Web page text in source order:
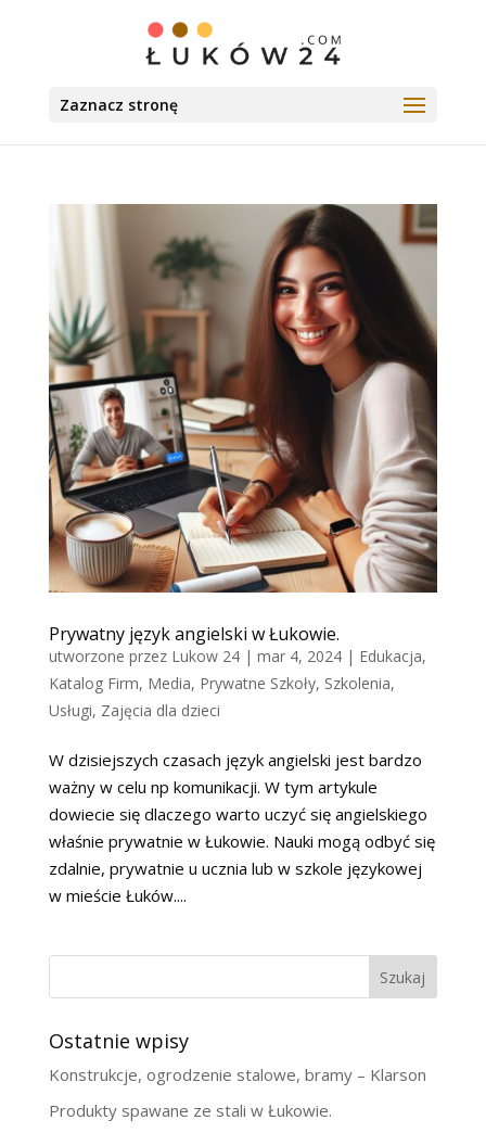
Zaznacz stronę
Prywatny język angielski w Łukowie.
utworzone przez Lukow 24| mar 4, 2024| Edukacja,
Katalog Firm, Media, Prywatne Szkoły, Szkolenia,
Usługi, Zajęcia dla dzieci
W dzisiejszych czasach język angielski jest bardzo
ważny w celu np komunikacji. W tym artykule
dowiecie się dlaczego warto uczyć się angielskiego
właśnie prywatnie w Łukowie. Nauki mogą odbyć się
zdalnie, prywatnie u ucznia lub w szkole językowej
w mieście Łuków....
Szukaj
Ostatnie wpisy
Konstrukcje, ogrodzenie stalowe, bramy – Klarson
Produkty spawane ze stali w Łukowie.